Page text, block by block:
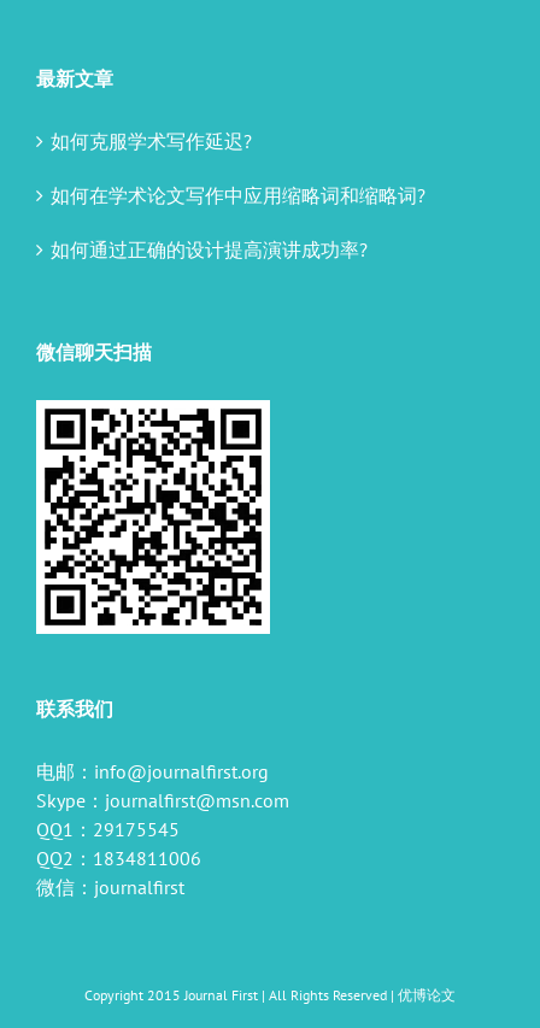
最新文章
如何克服学术写作延迟?
如何在学术论文写作中应用缩略词和缩略词?
如何通过正确的设计提高演讲成功率?
微信聊天扫描
联系我们
电邮： info@journalfirst.org
Skype： journalfirst@msn.com
QQ1：29175545
QQ2：1834811006
微信：journalfirst
Copyright 2015 Journal First | All Rights Reserved | 优博论文